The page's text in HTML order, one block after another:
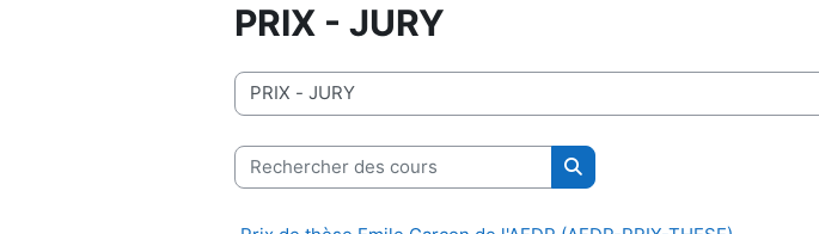
PRIX - JURY
Catégories de cours
Rechercher des cours
Rechercher des cours